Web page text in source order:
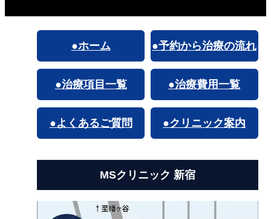
●ホーム ●予約から治療の流れ
●治療項目一覧 ●治療費用一覧
●よくあるご質問 ●クリニック案内
MSクリニック 新宿